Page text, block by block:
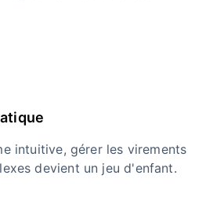
intuitive, gérer les virements
devient un jeu d'enfant.